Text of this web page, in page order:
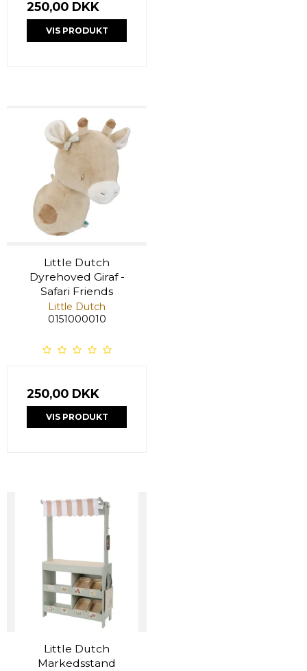
250,00 DKK
VIS PRODUKT
Little Dutch
Dyrehoved Giraf -
Safari Friends
Little Dutch
0151000010
250,00 DKK
VIS PRODUKT
Little Dutch
Markedsstand